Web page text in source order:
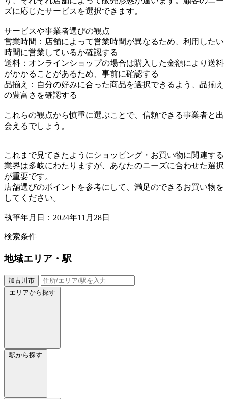
ズに応じたサービスを選択できます。
サービスや事業者選びの観点
営業時間：店舗によって営業時間が異なるため、利用したい
時間に営業しているか確認する
送料：オンラインショップの場合は購入した金額により送料
がかかることがあるため、事前に確認する
品揃え：自分の好みに合った商品を選択できるよう、品揃え
の豊富さを確認する
これらの観点から慎重に選ぶことで、信頼できる事業者と出
会えるでしょう。
これまで見てきたようにショッピング・お買い物に関連する
業界は多岐にわたりますが、あなたのニーズに合わせた選択
が重要です。
店舗選びのポイントを参考にして、満足のできるお買い物を
してください。
執筆年月日：2024年11月28日
検索条件
地域エリア・駅
加古川市
エリアから探す
駅から探す